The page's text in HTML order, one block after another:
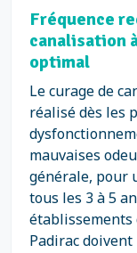
Fréquence
canalisation
optimal
Le curage de
réalisé dès les
mauvaises
générale, pour
tous les 3 à 5
établissements
Padirac